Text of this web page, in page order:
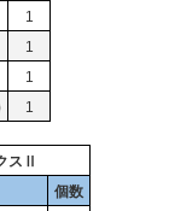
1
1
1
1
スⅡ
個数